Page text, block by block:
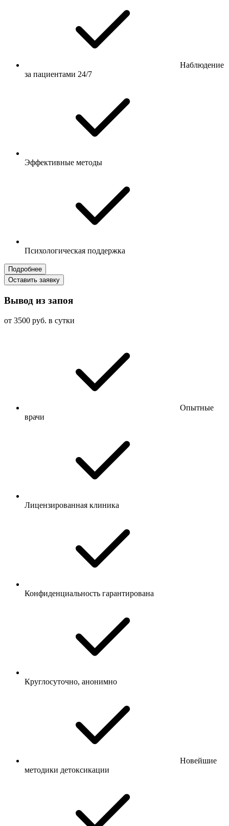
Наблюдение
за пациентами 24/7
Эффективные методы
Психологическая поддержка
Подробнее
Оставить заявку
Вывод из запоя
от 3500 руб. в сутки
Опытные
врачи
Лицензированная клиника
Конфиденциальность гарантирована
Круглосуточно, анонимно
Новейшие
методики детоксикации